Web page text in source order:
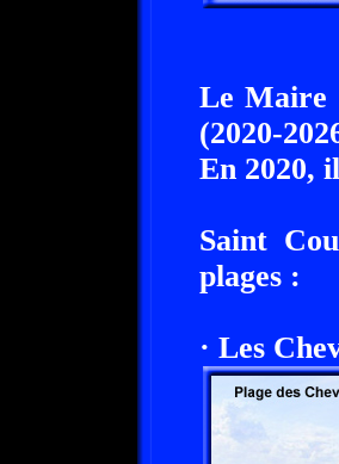
Le Maire
(2020-
En 2020,
Saint
plages :
· Les